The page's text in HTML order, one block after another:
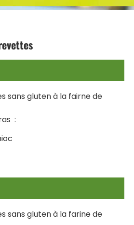
sans gluten à la fairne de
:
sans gluten à la farine de